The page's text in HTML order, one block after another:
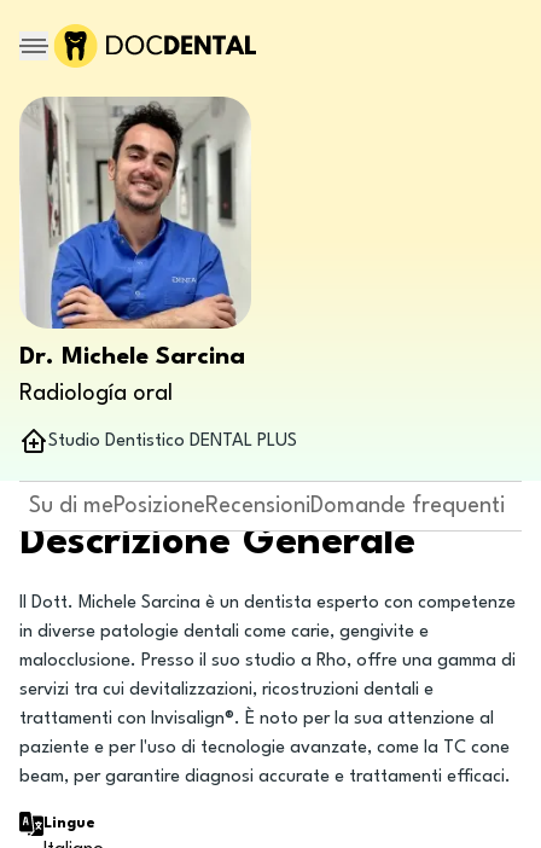
Dr. Michele Sarcina
Radiología oral
Studio Dentistico DENTAL PLUS
Su di mePosizioneRecensioniDomande frequenti
Descrizione Generale
Il Dott. Michele Sarcina è un dentista esperto con competenze
in diverse patologie dentali come carie, gengivite e
malocclusione. Presso il suo studio a Rho, offre una gamma di
servizi tra cui devitalizzazioni, ricostruzioni dentali e
trattamenti con Invisalign®. È noto per la sua attenzione al
paziente e per l'uso di tecnologie avanzate, come la TC cone
beam, per garantire diagnosi accurate e trattamenti efficaci.
Lingue